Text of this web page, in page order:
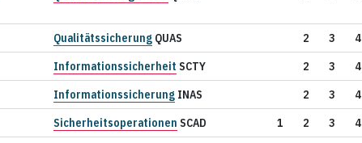
Qualitätssicherung QUAS 2 3 4
Informationssicherheit SCTY 2 3 4
Informationssicherung INAS 2 3 4
Sicherheitsoperationen SCAD 1 2 3 4